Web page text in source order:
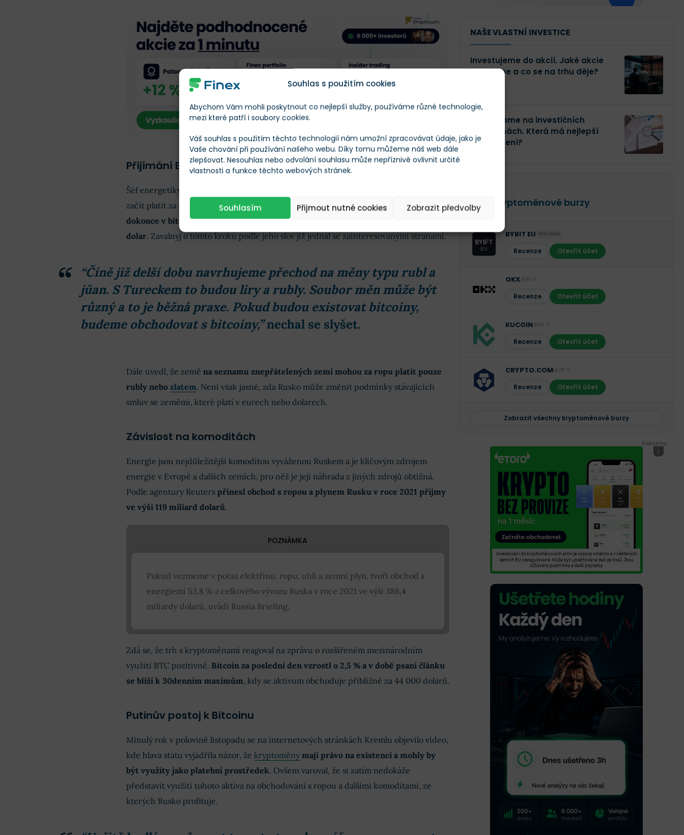
Souhlas s použitím cookies
Abychom Vám mohli poskytnout co nejlepší služby, používáme různé technologie,
mezi které patří i soubory cookies.
Váš souhlas s použitím těchto technologií nám umožní zpracovávat údaje, jako je
Vaše chování při používání našeho webu. Díky tomu můžeme náš web dále
zlepšovat. Nesouhlas nebo odvolání souhlasu může nepříznivě ovlivnit určité
vlastnosti a funkce těchto webových stránek.
Souhlasím Přijmout nutné cookies Zobrazit předvolby
Přijímání Bitcoinu
Šéf energetiky Ruské federace, Pavel Zavalnyj, uvedl, že spřátelené země by mohly
začít platit za energie v ruských rublech, čínských jüanech, tureckých liráchnebo
dokonce v bitcoinech, namísto mezinárodního standardu, kterým je americký
dolar. Zavalnyj o tomto kroku podle jeho slov již jednal se zainteresovanými stranami.
“Číně již delší dobu navrhujeme přechod na měny typu rubl a
jüan. S Tureckem to budou liry a rubly. Soubor měn může být
různý a to je běžná praxe. Pokud budou existovat bitcoiny,
budeme obchodovat s bitcoiny,”nechal se slyšet.
Dále uvedl, že země na seznamu znepřátelených zemí mohou za ropu platit pouze
rubly nebo zlatem. Není však jasné, zda Rusko může změnit podmínky stávajících
smluv se zeměmi, které platí v eurech nebo dolarech.
Závislost na komoditách
Energie jsou nejdůležitější komoditou vyváženou Ruskem a je klíčovým zdrojem
energie v Evropě a dalších zemích, pro něž je její náhrada z jiných zdrojů obtížná.
Podle agentury Reuters přinesl obchod s ropou a plynem Rusku v roce 2021 příjmy
ve výši 119 miliard dolarů.
POZNÁMKA
Pokud vezmeme v potaz elektřinu, ropu, uhlí a zemní plyn, tvoří obchod s
energiemi 53,8 % z celkového vývozu Ruska v roce 2021 ve výši 388,4
miliardy dolarů, uvádí Russia Briefing.
Zdá se, že trh s kryptoměnami reagoval na zprávu o rozšířeném mezinárodním
využití BTC pozitivně. Bitcoin za poslední den vzrostl o 2,5 % a v době psaní článku
se blíží k 30denním maximům, kdy se aktivum obchoduje přibližně za 44 000 dolarů.
Putinův postoj k Bitcoinu
Minulý rok v polovině listopadu se na internetových stránkách Kremlu objevilo video,
kde hlava státu vyjádřila názor, že kryptoměny mají právo na existenci a mohly by
být využity jako platební prostředek. Ovšem varoval, že si zatím nedokáže
představit využití tohoto aktiva na obchodování s ropou a dalšími komoditami, ze
kterých Rusko profituje.
NAŠE VLASTNÍ INVESTICE
Investujeme do akcií. Jaké akcie
kupujeme a co se na trhu děje?
Investujeme na investičních
platformách. Která má nejlepší
zhodnocení?
TOP Kryptoměnové burzy
BYBIT EU REKLAMA
Recenze Otevřít účet
OKX
Recenze Otevřít účet
KUCOIN
Recenze Otevřít účet
CRYPTO.COM
Recenze Otevřít účet
Zobrazit všechny kryptoměnové burzy
Reklama
i